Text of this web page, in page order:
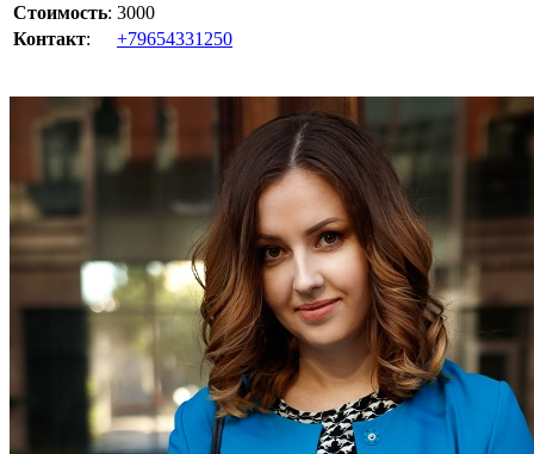
Стоимость: 3000
Контакт: +79654331250